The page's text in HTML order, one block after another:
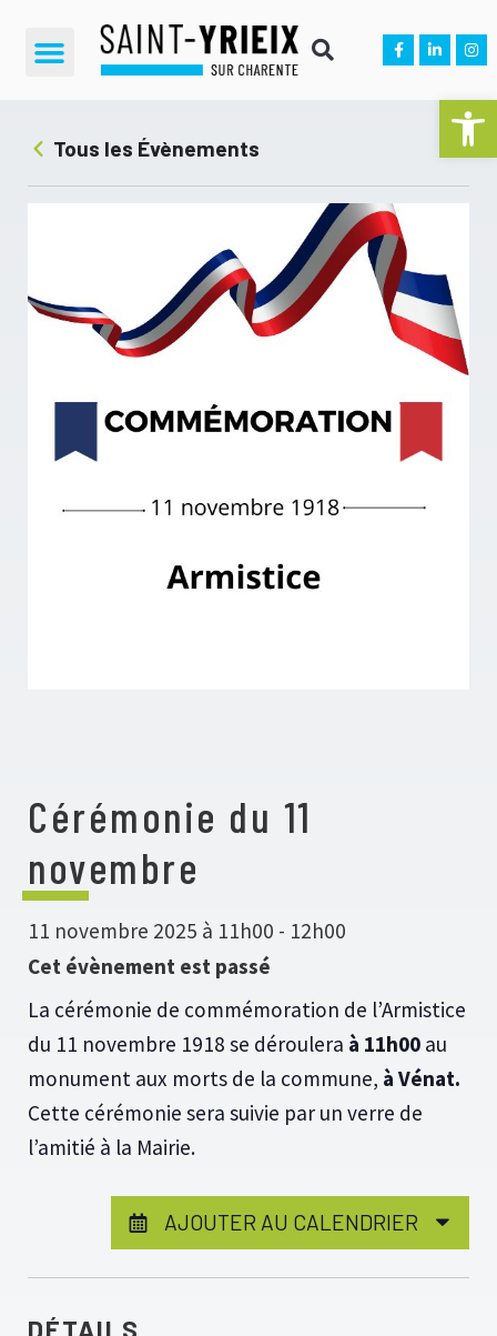
Ouvrir
Tous les Évènements
Cérémonie du 11
novembre
11 novembre 2025 à 11h00 - 12h00
Cet évènement est passé
La cérémonie de commémoration de l’Armistice
du 11 novembre 1918 se déroulera à 11h00 au
monument aux morts de la commune, à Vénat.
Cette cérémonie sera suivie par un verre de
l’amitié à la Mairie.
AJOUTER AU CALENDRIER
DÉTAILS